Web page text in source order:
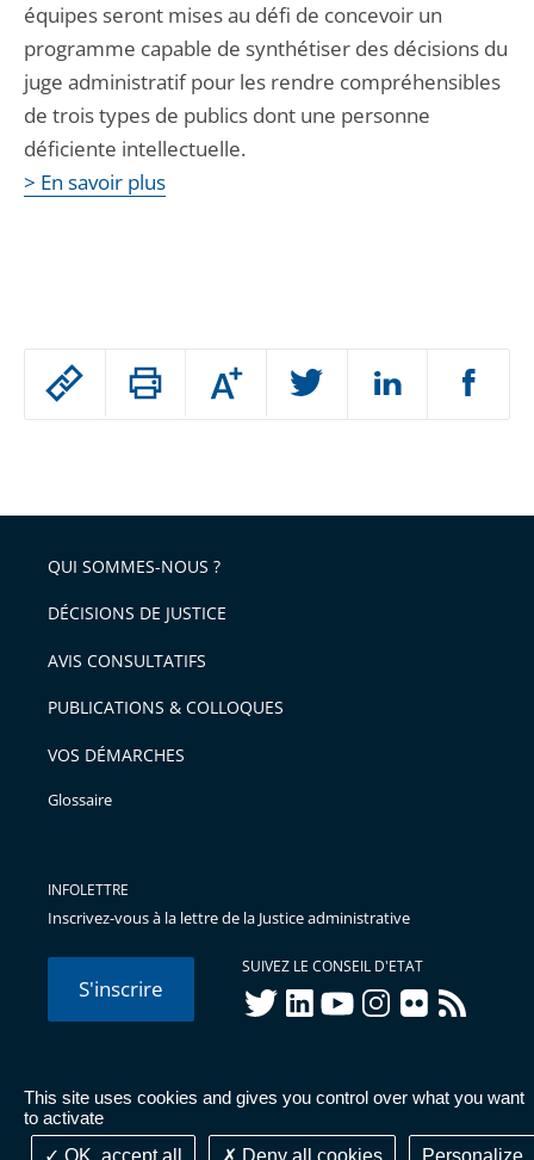
This site uses cookies and gives you control over what you want
to activate
OK, accept all
Deny all cookies Personalize
Passer
arriver
après
Augmenter
ou
l'article
pour
avant
équipes seront mises au défi de concevoir un
programme capable de synthétiser des décisions du
juge administratif pour les rendre compréhensibles
de trois types de publics dont une personne
déficiente intellectuelle.
> En savoir plus
QUI SOMMES-NOUS ?
DÉCISIONS DE JUSTICE
AVIS CONSULTATIFS
PUBLICATIONS & COLLOQUES
VOS DÉMARCHES
Glossaire
INFOLETTRE
Inscrivez-vous à la lettre de la Justice administrative
S'inscrire
SUIVEZ LE CONSEIL D'ETAT
twitterlinkedInyoutubeinstagram
flickr rss
© Conseil d'État 2026 - Mentions légales
Données
personnelles-Publications administratives-Accessibilité :
partiellement conforme